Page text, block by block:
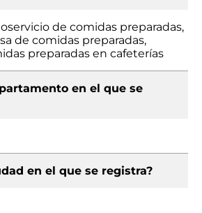
de comidas preparadas,
de comidas preparadas,
preparadas en cafeterías
en el que se
en el que se registra?